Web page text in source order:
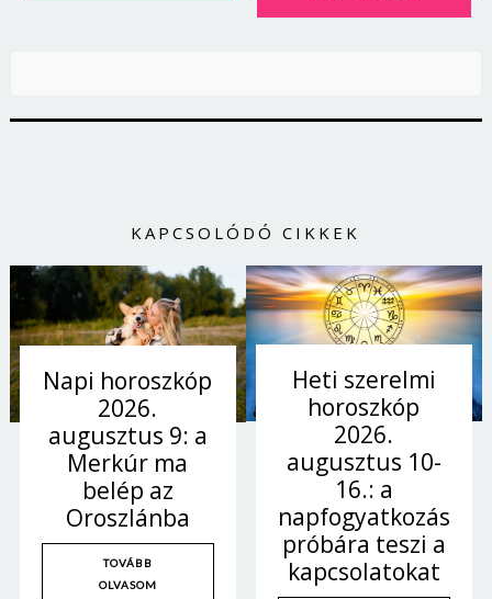
KAPCSOLÓDÓ CIKKEK
Napi horoszkóp
2026.
augusztus 9: a
Merkúr ma
belép az
Oroszlánba
TOVÁBB
OLVASOM
Heti szerelmi
horoszkóp
2026.
augusztus 10-
16.: a
napfogyatkozás
próbára teszi a
kapcsolatokat